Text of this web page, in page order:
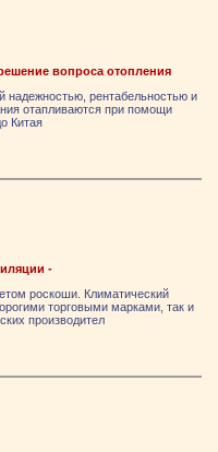
вопроса отопления
надежностью, рентабельностью и
отапливаются при помощи
Китая
-
роскоши. Климатический
торговыми марками, так и
производител